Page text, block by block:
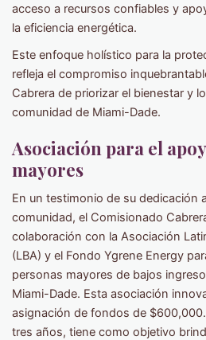
acceso a recursos confiables y
la eficiencia energética.
Este enfoque holístico para la
refleja el compromiso
Cabrera de priorizar el bienestar y
comunidad de Miami-Dade.
Asociación para el
mayores
En un testimonio de su dedicación
comunidad, el Comisionado
colaboración con la Asociación
(LBA) y el Fondo Ygrene Energy
personas mayores de bajos
Miami-Dade. Esta asociación
asignación de fondos de
tres años, tiene como objetivo